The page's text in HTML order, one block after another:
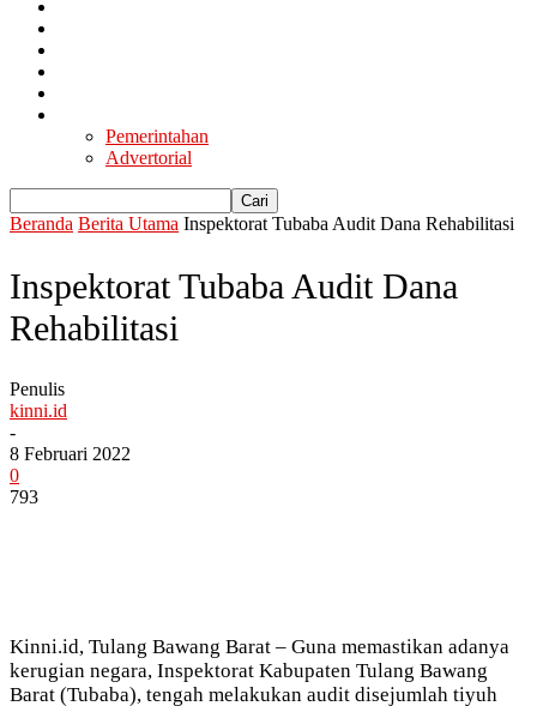
Pemerintahan
Advertorial
Beranda Berita Utama Inspektorat Tubaba Audit Dana Rehabilitasi
Inspektorat Tubaba Audit Dana
Rehabilitasi
Penulis
kinni.id
-
8 Februari 2022
0
793
Kinni.id, Tulang Bawang Barat – Guna memastikan adanya
kerugian negara, Inspektorat Kabupaten Tulang Bawang
Barat (Tubaba), tengah melakukan audit disejumlah tiyuh